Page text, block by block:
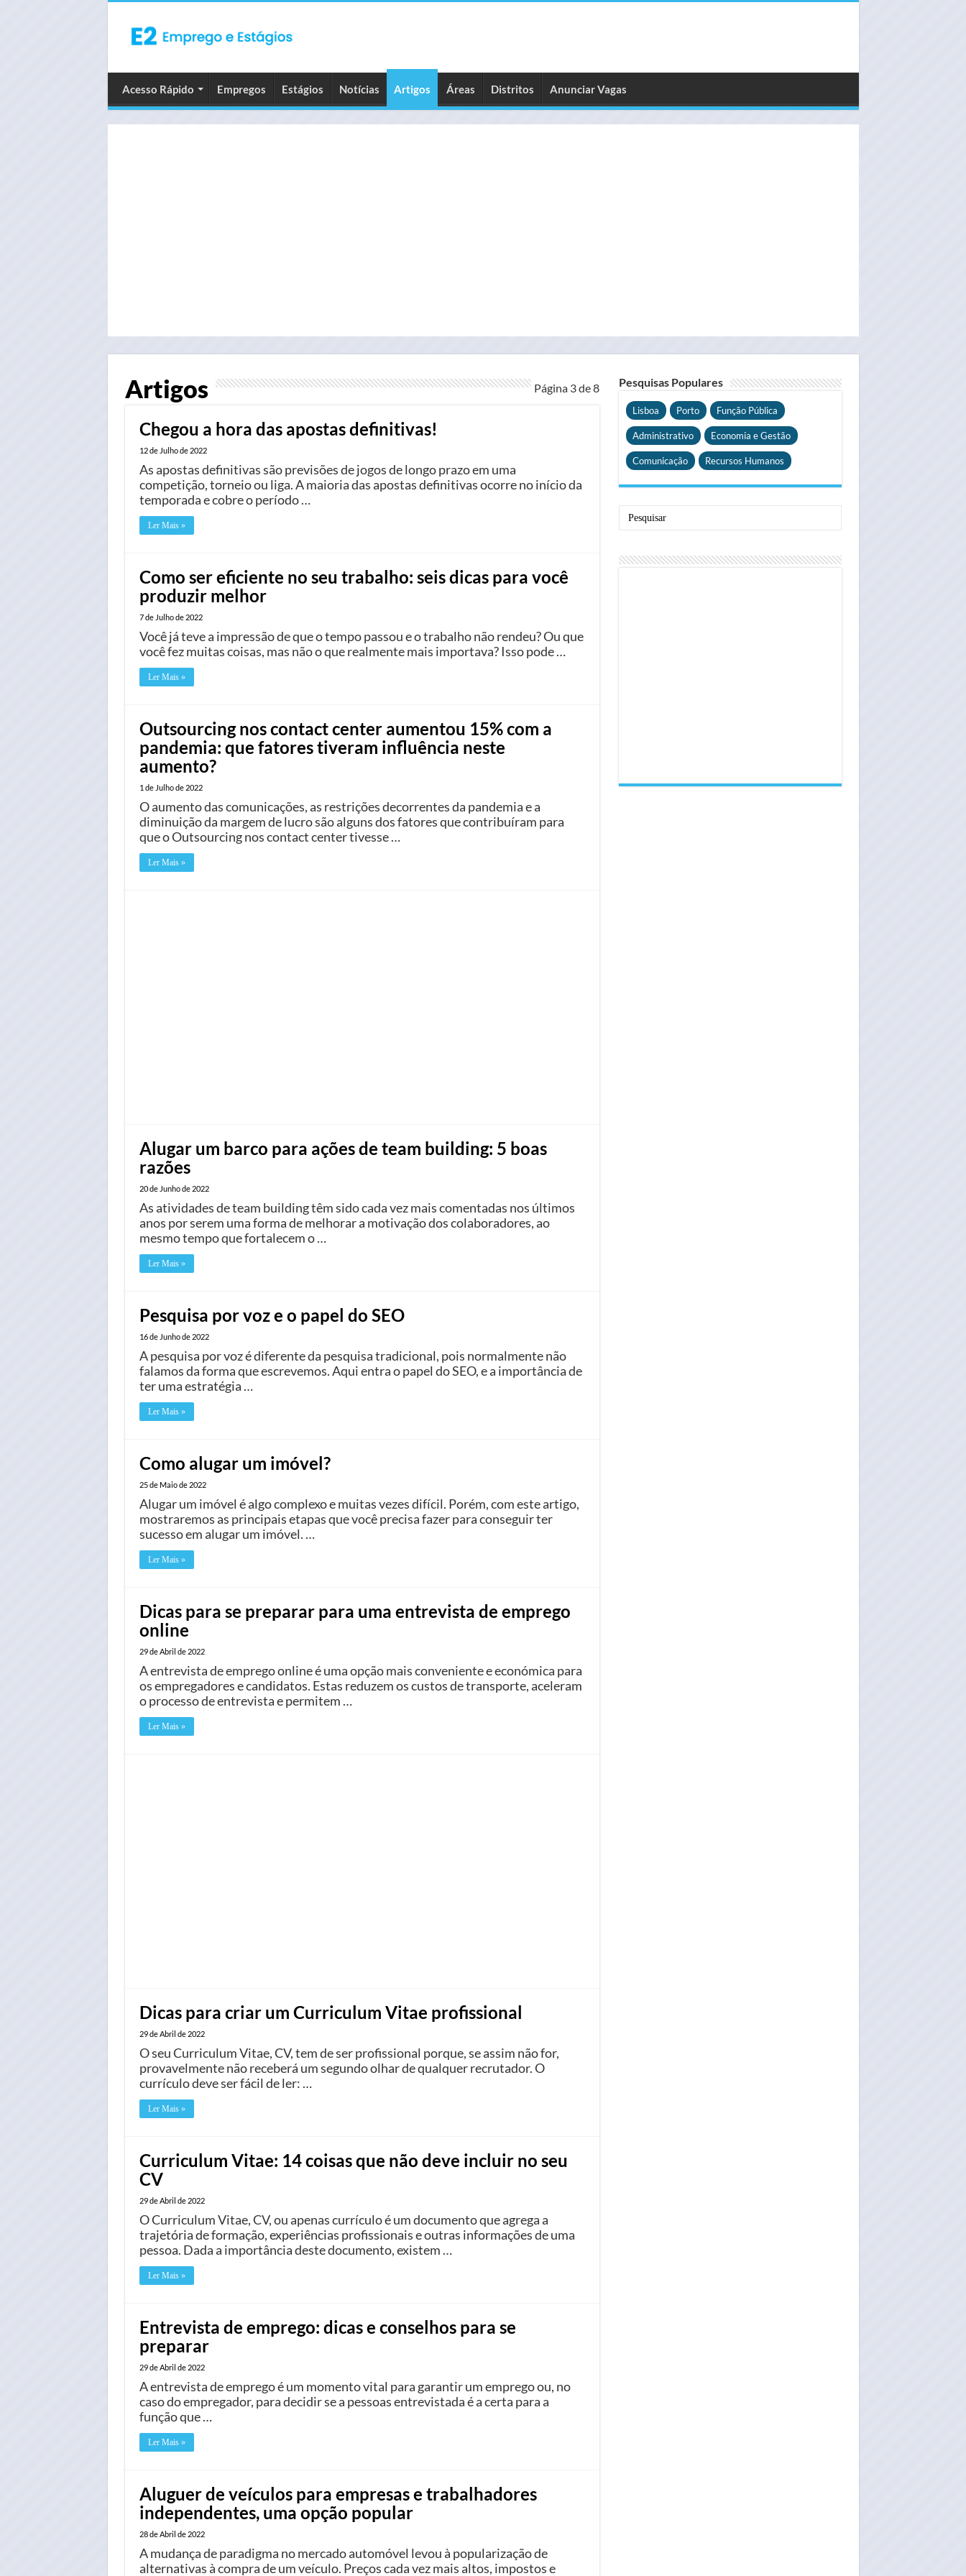
Acesso Rápido Empregos Estágios Notícias Artigos Áreas Distritos Anunciar Vagas
Artigos Página 3 de8
Chegou a hora das apostas definitivas!
12 de Julho de 2022
As apostas definitivas são previsões de jogos de longo prazo em uma
competição, torneio ou liga. A maioria das apostas definitivas ocorre no início da
temporada e cobre o período …
Ler Mais »
Como ser eficiente no seu trabalho: seis dicas para você
produzir melhor
7 de Julho de 2022
Você já teve a impressão de que o tempo passou e o trabalho não rendeu? Ou que
você fez muitas coisas, mas não o que realmente mais importava? Isso pode …
Ler Mais »
Outsourcing nos contact center aumentou 15% com a
pandemia: que fatores tiveram influência neste
aumento?
1 de Julho de 2022
O aumento das comunicações, as restrições decorrentes da pandemia e a
diminuição da margem de lucro são alguns dos fatores que contribuíram para
que o Outsourcing nos contact center tivesse …
Ler Mais »
Alugar um barco para ações de team building: 5 boas
razões
20 de Junho de 2022
As atividades de team building têm sido cada vez mais comentadas nos últimos
anos por serem uma forma de melhorar a motivação dos colaboradores, ao
mesmo tempo que fortalecem o …
Ler Mais »
Pesquisa por voz e o papel do SEO
16 de Junho de 2022
A pesquisa por voz é diferente da pesquisa tradicional, pois normalmente não
falamos da forma que escrevemos. Aqui entra o papel do SEO, e a importância de
ter uma estratégia …
Ler Mais »
Como alugar um imóvel?
25 de Maio de 2022
Alugar um imóvel é algo complexo e muitas vezes difícil. Porém, com este artigo,
mostraremos as principais etapas que você precisa fazer para conseguir ter
sucesso em alugar um imóvel. …
Ler Mais »
Dicas para se preparar para uma entrevista de emprego
online
29 de Abril de 2022
A entrevista de emprego online é uma opção mais conveniente e económica para
os empregadores e candidatos. Estas reduzem os custos de transporte, aceleram
o processo de entrevista e permitem …
Ler Mais »
Dicas para criar um Curriculum Vitae profissional
29 de Abril de 2022
O seu Curriculum Vitae, CV, tem de ser profissional porque, se assim não for,
provavelmente não receberá um segundo olhar de qualquer recrutador. O
currículo deve ser fácil de ler: …
Ler Mais »
Curriculum Vitae: 14 coisas que não deve incluir no seu
CV
29 de Abril de 2022
O Curriculum Vitae, CV, ou apenas currículo é um documento que agrega a
trajetória de formação, experiências profissionais e outras informações de uma
pessoa. Dada a importância deste documento, existem …
Ler Mais »
Entrevista de emprego: dicas e conselhos para se
preparar
29 de Abril de 2022
A entrevista de emprego é um momento vital para garantir um emprego ou, no
caso do empregador, para decidir se a pessoas entrevistada é a certa para a
função que …
Ler Mais »
Aluguer de veículos para empresas e trabalhadores
independentes, uma opção popular
28 de Abril de 2022
A mudança de paradigma no mercado automóvel levou à popularização de
alternativas à compra de um veículo. Preços cada vez mais altos, impostos e
Pesquisas Populares
Lisboa Porto Função Pública
Administrativo Economia e Gestão
Comunicação Recursos Humanos